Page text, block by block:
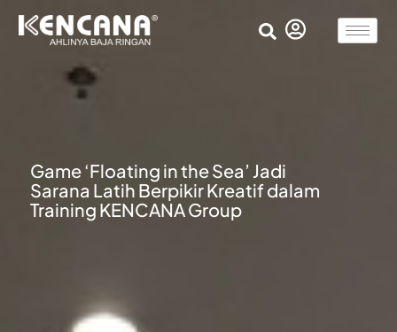
Game ‘Floating in the Sea’ Jadi
Sarana Latih Berpikir Kreatif dalam
Training KENCANA Group